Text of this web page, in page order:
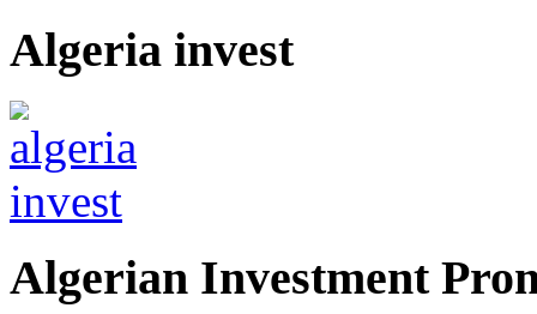
Algeria invest
Algerian Investment